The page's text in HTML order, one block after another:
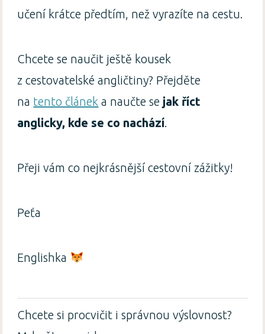
učení krátce předtím, než vyrazíte na cestu.
Chcete se naučit ještě kousek
z cestovatelské angličtiny? Přejděte
na tento článek a naučte se jak říct
anglicky, kde se co nachází
Přeji vám co nejkrásnější cestovní zážitky!
Peťa
Englishka
Chcete si procvičit i správnou výslovnost?